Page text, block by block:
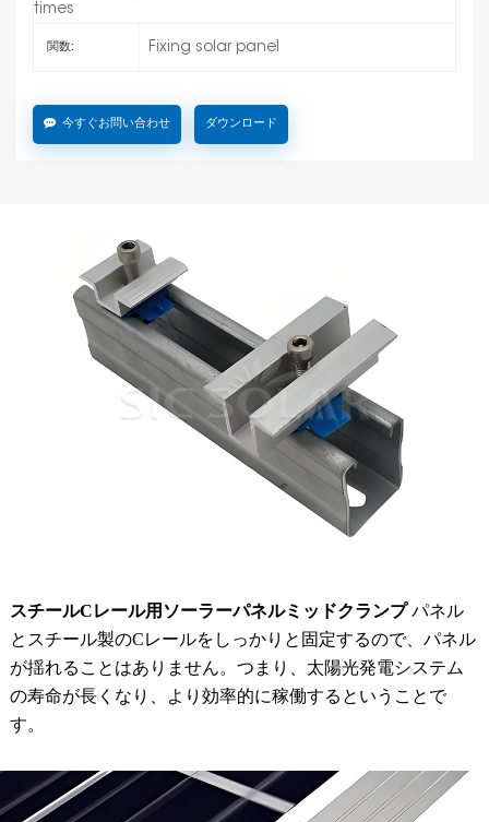
times
関数: Fixing solar panel
今すぐお問い合わせ ダウンロード
スチールCレール用ソーラーパネルミッドクランプパネル
とスチール製のCレールをしっかりと固定するので、パネル
が揺れることはありません。つまり、太陽光発電システム
の寿命が長くなり、より効率的に稼働するということで
す。